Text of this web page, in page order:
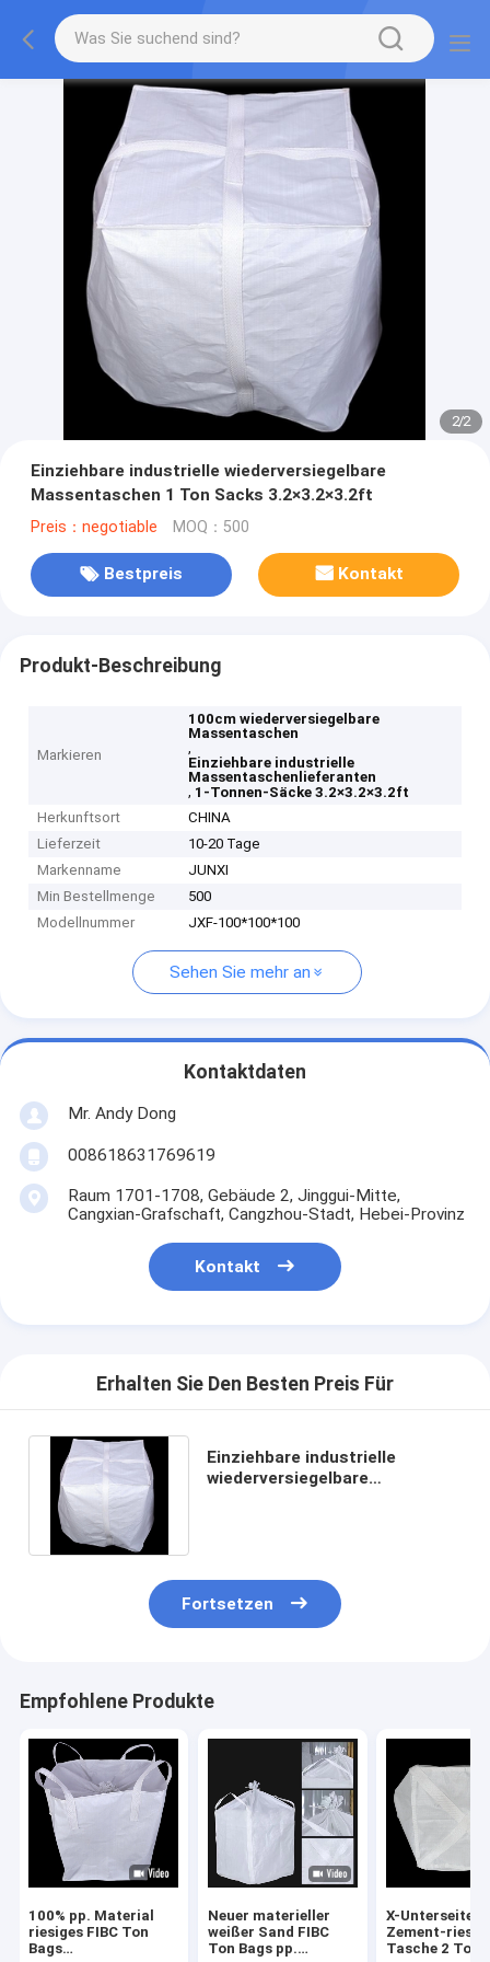
2/2
Einziehbare industrielle wiederversiegelbare
Massentaschen 1 Ton Sacks 3.2×3.2×3.2ft
Preis：negotiable MOQ：500
Bestpreis Kontakt
Produkt-Beschreibung
Markieren
100cm wiederversiegelbare
Massentaschen
,
Einziehbare industrielle
Massentaschenlieferanten
, 1-Tonnen-Säcke 3.2×3.2×3.2ft
Herkunftsort
CHINA
Lieferzeit
10-20 Tage
Markenname
JUNXI
Min Bestellmenge
500
Modellnummer
JXF-100*100*100
Sehen Sie mehr an
Kontaktdaten
Mr. Andy Dong
008618631769619
Raum 1701-1708, Gebäude 2, Jinggui-Mitte,
Cangxian-Grafschaft, Cangzhou-Stadt, Hebei-Provinz
Kontakt
Erhalten Sie Den Besten Preis Für
Einziehbare industrielle
wiederversiegelbare
Fortsetzen
Empfohlene Produkte
100% pp. Material
riesiges FIBC Ton
Bags
Neuer materieller
weißer Sand FIBC
Ton Bags pp.
X-Unterseiten-
Zement-
Tasche 2 Ton